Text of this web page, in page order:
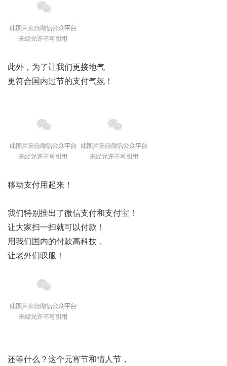
此外，为了让我们更接地气
更符合国内过节的支付气氛！
移动支付用起来！
我们特别推出了微信支付和支付宝！
让大家扫一扫就可以付款！
用我们国内的付款高科技，
让老外们叹服！
还等什么？这个元宵节和情人节，